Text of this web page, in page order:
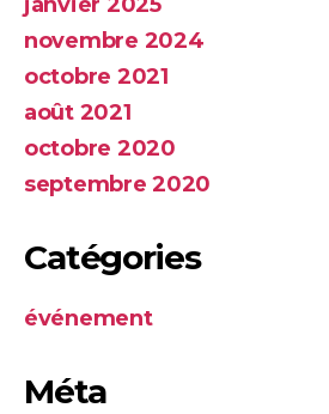
novembre 2024
octobre 2021
août 2021
octobre 2020
septembre 2020
Catégories
événement
Méta